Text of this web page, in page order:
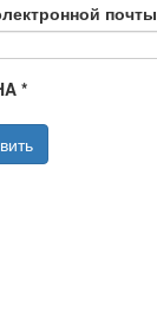
почты
*